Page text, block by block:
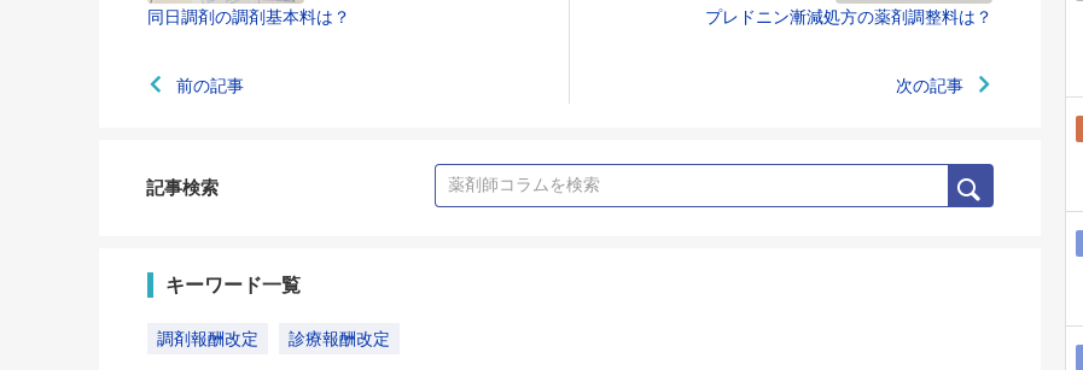
同日調剤の調剤基本料は？
前の記事
プレドニン漸減処方の薬剤調整料は？
次の記事
記事検索
キーワード一覧
調剤報酬改定 診療報酬改定